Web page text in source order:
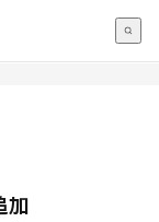
加